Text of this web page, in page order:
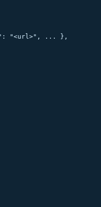
"<url>", ... },